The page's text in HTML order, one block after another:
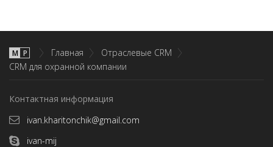
М P Главная
Отраслевые CRM
CRM для охранной компании
Контактная информация
ivan.kharitonchik@gmail.com
ivan-mij